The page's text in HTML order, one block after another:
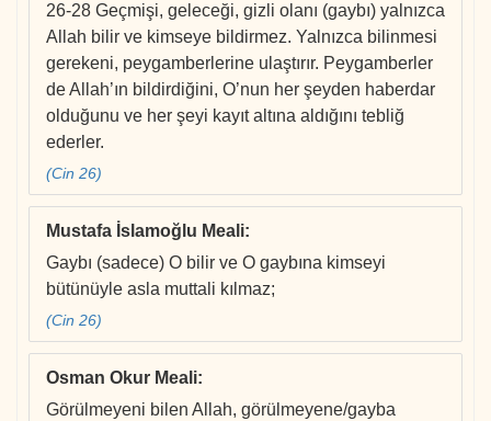
26-28 Geçmişi, geleceği, gizli olanı (gaybı) yalnızca
Allah bilir ve kimseye bildirmez. Yalnızca bilinmesi
gerekeni, peygamberlerine ulaştırır. Peygamberler
de Allah’ın bildirdiğini, O’nun her şeyden haberdar
olduğunu ve her şeyi kayıt altına aldığını tebliğ
ederler.
(Cin 26)
Mustafa İslamoğlu Meali:
Gaybı (sadece) O bilir ve O gaybına kimseyi
bütünüyle asla muttali kılmaz;
(Cin 26)
Osman Okur Meali:
Görülmeyeni bilen Allah, görülmeyene/gayba